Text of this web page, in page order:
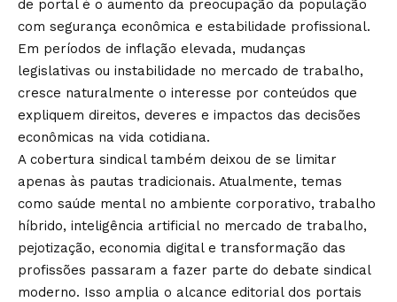
de portal é o aumento da preocupação da população
com segurança econômica e estabilidade profissional.
Em períodos de inflação elevada, mudanças
legislativas ou instabilidade no mercado de trabalho,
cresce naturalmente o interesse por conteúdos que
expliquem direitos, deveres e impactos das decisões
econômicas na vida cotidiana.
A cobertura sindical também deixou de se limitar
apenas às pautas tradicionais. Atualmente, temas
como saúde mental no ambiente corporativo, trabalho
híbrido, inteligência artificial no mercado de trabalho,
pejotização, economia digital e transformação das
profissões passaram a fazer parte do debate sindical
moderno. Isso amplia o alcance editorial dos portais